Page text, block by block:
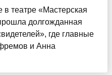
театре «Мастерская
долгожданная
где главные
и Анна